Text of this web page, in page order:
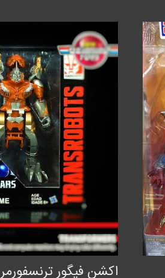
اکشن فیگور ترنسفورمر